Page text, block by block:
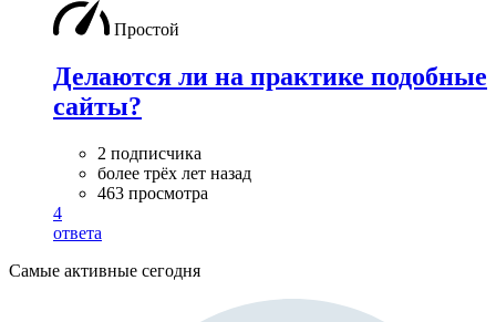
Простой
Делаются ли на практике подобные
сайты?
2 подписчика
более трёх лет назад
463 просмотра
4
ответа
Самые активные сегодня